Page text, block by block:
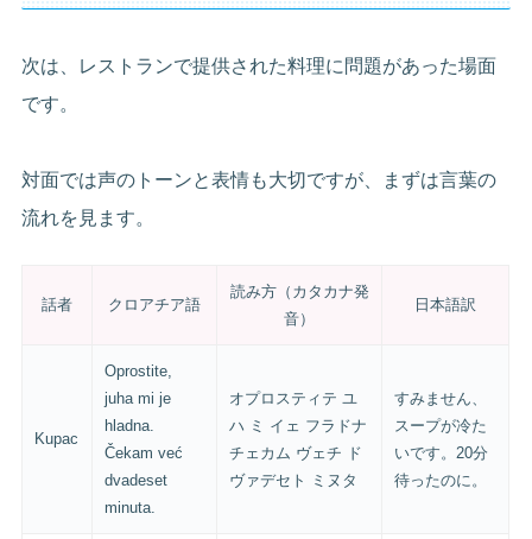
次は、レストランで提供された料理に問題があった場面
です。
対面では声のトーンと表情も大切ですが、まずは言葉の
流れを見ます。
話者 クロアチア語
読み方（カタカナ発
音）
日本語訳
Kupac
Oprostite,
juha mi je
hladna.
Čekam već
dvadeset
minuta.
オプロスティテ ユ
ハ ミ イェ フラドナ
チェカム ヴェチ ド
ヴァデセト ミヌタ
すみません、
スープが冷た
いです。20分
待ったのに。